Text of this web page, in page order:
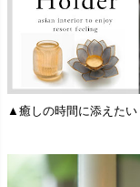
▲癒しの時間に添えたい